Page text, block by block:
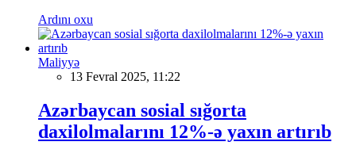
Ardını oxu
Maliyyə
13 Fevral 2025, 11:22
Azərbaycan sosial sığorta
daxilolmalarını 12%-ə yaxın artırıb